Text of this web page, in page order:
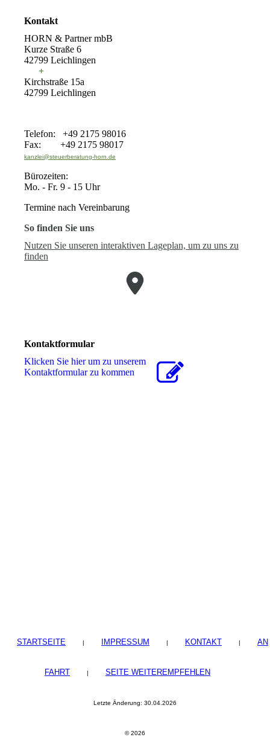
Kontakt
HORN & Partner mbB
Kurze Straße 6
42799 Leichlingen
+
Kirchstraße 15a
42799 Leichlingen
Telefon: +49 2175 98016
Fax: +49 2175 98017
kanzlei@steuerberatung-horn.de
Bürozeiten:
Mo. - Fr. 9 - 15 Uhr
Termine nach Vereinbarung
So finden Sie uns
Nutzen Sie unseren interaktiven La­ge­plan, um zu uns zu
finden
Kontaktformular
Klicken Sie hier um zu unserem
Kon­takt­for­mu­lar zu kommen
STARTSEITE | IMPRESSUM | KONTAKT | AN
FAHRT | SEITE WEITEREMPFEHLEN
Letzte Änderung: 30.04.2026
© 2026